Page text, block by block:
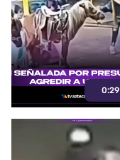
0:29